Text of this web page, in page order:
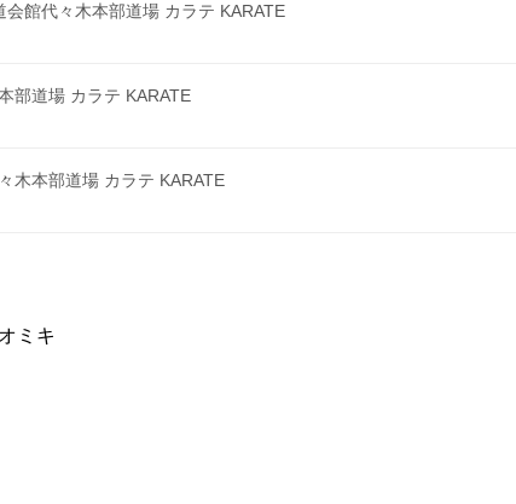
館代々木本部道場 カラテ KARATE
部道場 カラテ KARATE
木本部道場 カラテ KARATE
ミキ